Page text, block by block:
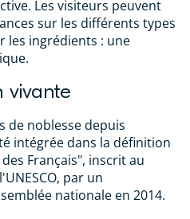
Les visiteurs peuvent
sur les différents types
les ingrédients : une
vivante
de noblesse depuis
intégrée dans la définition
Français", inscrit au
par un
nationale en 2014.